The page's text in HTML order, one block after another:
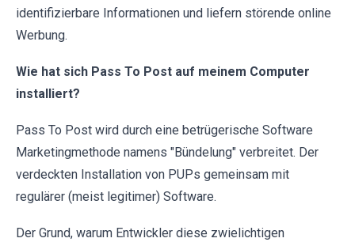
identifizierbare Informationen und liefern störende online
Werbung.
Wie hat sich Pass To Post auf meinem Computer
installiert?
Pass To Post wird durch eine betrügerische Software
Marketingmethode namens "Bündelung" verbreitet. Der
verdeckten Installation von PUPs gemeinsam mit
regulärer (meist legitimer) Software.
Der Grund, warum Entwickler diese zwielichtigen